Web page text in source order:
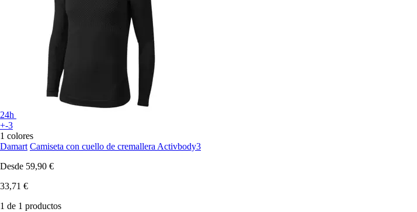
24h
+-3
1 colores
Damart Camiseta con cuello de cremallera Activbody3
Desde 59,90 €
33,71 €
1 de 1 productos